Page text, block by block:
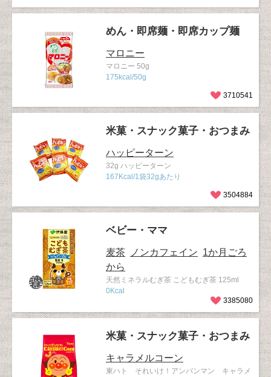
めん・即席麺・即席カップ麺
マロニー
マロニー 50g
175kcal/50g
3710541
米菓・スナック菓子・おつまみ
ハッピーターン
32g ハッピーターン
167Kcal/1袋32gあたり
3504884
ベビー・ママ
麦茶 ノンカフェイン 1か月ごろ
から
天然ミネラルむぎ茶 こどもむぎ茶 125ml
0Kcal
3385080
米菓・スナック菓子・おつまみ
キャラメルコーン
東ハト それいけ！アンパンマン キャラメ